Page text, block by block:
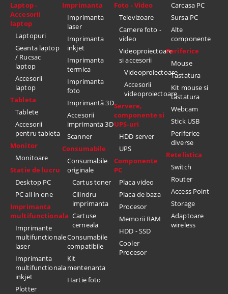
Laptop -
Accesorii
laptop
Laptopuri
Geanta laptop
/ Rucsac
laptop
Accesorii
laptop
Tableta
Tablete
Accesorii
pentru tableta
Monitor
Monitoare
Statie de lucru
Desktop PC
PC all in one
Imprimanta
multifunctionala
Imprimante
multifunctionale
laser
Imprimanta
multifunctionala
inkjet
Plotter
Imprimanta
Imprimanta
laser
Imprimanta
inkjet
Imprimanta
termica
Imprimanta
foto
Imprimantă 3D
Accesorii
imprimanta 3D
Scanner
Consumabile
Consumabile
originale
Cartus toner
Cilindru
imprimanta
Cartuse
cerneala
Consumabile
compatibile
Kit
mentenanta
Hartie foto
Foto - Video
Televizoare
Camere foto -
video
Videoproiectoare
si accesorii
Videoproiectoare
Accesorii
videoproiectoare
Servere,
componente si
UPS-uri
HDD server
UPS
Componente
PC
Placa video
Placa de baza
Procesor
Memorii RAM
HDD - SSD
Cooler
Procesor
Carcasa PC
Sursa PC
Alte
componente
Periferice
Mouse
Tastatura
Kit mouse si
tastatura
Webcam
Stick USB
Periferice
diverse
Retelistica
Switch
Router
Access Point
Storage
Adaptoare
wireless